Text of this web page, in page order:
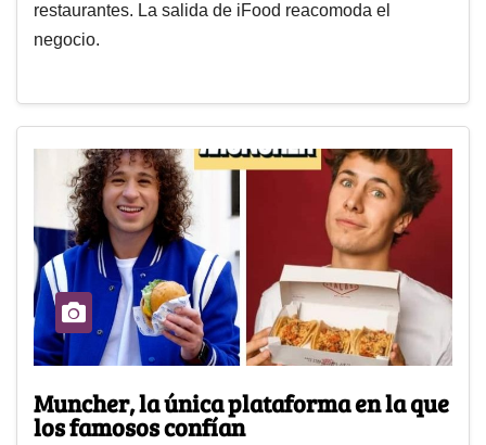
restaurantes. La salida de iFood reacomoda el
negocio.
Muncher, la única plataforma en la que
los famosos confían